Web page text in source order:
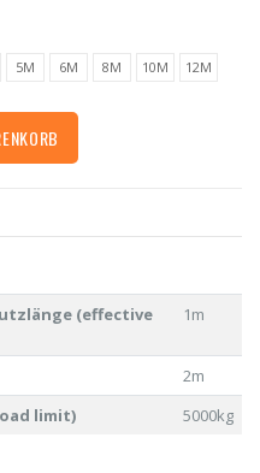
5M 6M 8M 10M 12M
(effective
1m
2m
limit)
5000kg